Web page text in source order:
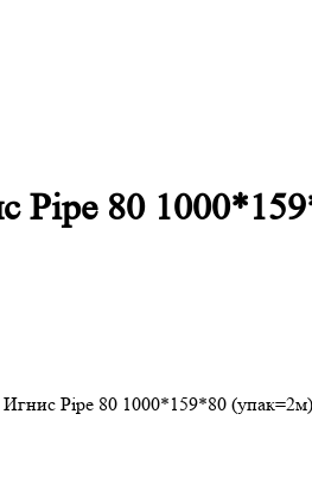
Pipe 80
Pipe 80 1000*159*80 (упак=2м)